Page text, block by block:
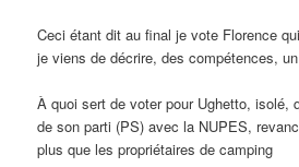
Ceci étant dit au final je vote Florence
je viens de décrire, des compétences,
À quoi sert de voter pour Ughetto, isolé,
de son parti (PS) avec la NUPES,
plus que les propriétaires de camping